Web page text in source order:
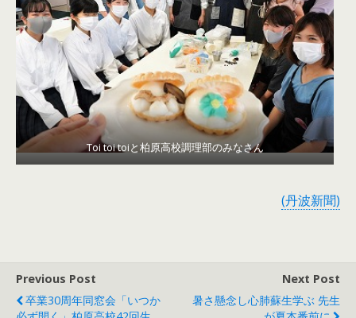
Toi toi toiと柏原高校調理部のみなさん
(丹波新聞)
Previous Post
卒業30周年同窓会「いつか
Next Post
暑さ懸念し心肺蘇生学ぶ 先生